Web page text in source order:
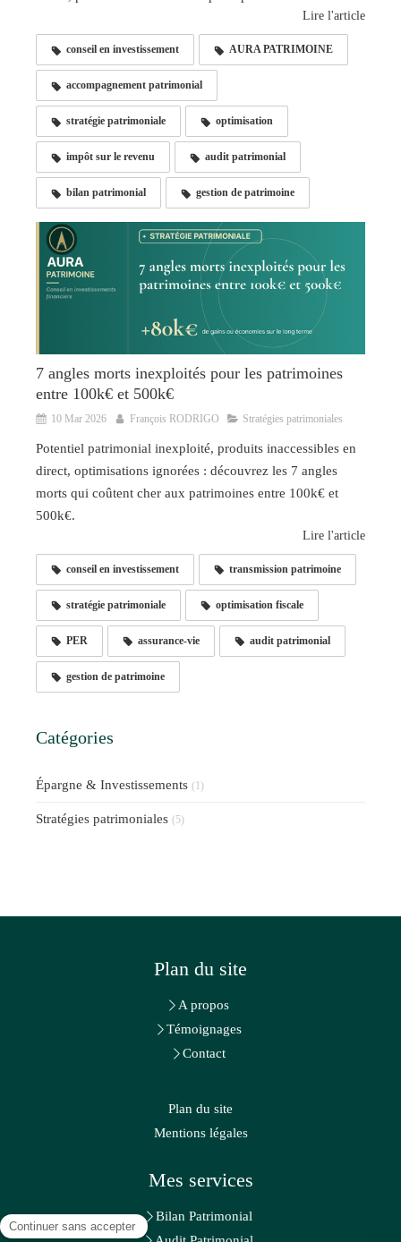
Lire l'article
conseil en investissement AURA PATRIMOINE
accompagnement patrimonial
stratégie patrimoniale optimisation
impôt sur le revenu audit patrimonial
bilan patrimonial gestion de patrimoine
7 angles morts inexploités pour les patrimoines
entre 100k€ et 500k€
10 Mar 2026 François RODRIGO Stratégies patrimoniales
Potentiel patrimonial inexploité, produits inaccessibles en
direct, optimisations ignorées : découvrez les 7 angles
morts qui coûtent cher aux patrimoines entre 100k€ et
500k€.
Lire l'article
conseil en investissement transmission patrimoine
stratégie patrimoniale optimisation fiscale
PER assurance-vie audit patrimonial
gestion de patrimoine
Catégories
Épargne & Investissements (1)
Stratégies patrimoniales (5)
Plan du site
A propos
Témoignages
Contact
Plan du site
Mentions légales
Mes services
Bilan Patrimonial